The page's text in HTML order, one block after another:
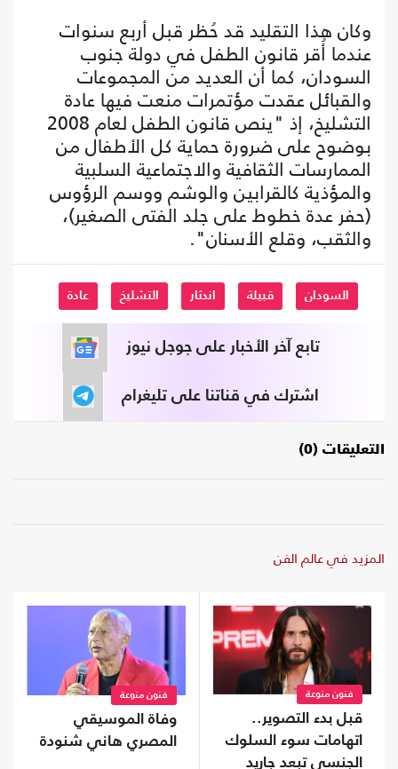
وكان هذا التقليد قد حُظر قبل أربع سنوات
عندما أُقر قانون الطفل في دولة جنوب
السودان، كما أن العديد من المجموعات
والقبائل عقدت مؤتمرات منعت فيها عادة
التشليخ، إذ "ينص قانون الطفل لعام 2008
بوضوح على ضرورة حماية كل الأطفال من
الممارسات الثقافية والاجتماعية السلبية
والمؤذية كالقرابين والوشم ووسم الرؤوس
(حفر عدة خطوط على جلد الفتى الصغير)،
والثقب، وقلع الأسنان".
السودان قبيلة اندثار التشليخ عادة
تابع آخر الأخبار على جوجل نيوز
اشترك في قناتنا على تليغرام
التعليقات (0)
المزيد في عالم الفن
فنون منوعة
قبل بدء التصوير..
اتهامات سوء السلوك
الجنسي تبعد جاريد
فنون منوعة
وفاة الموسيقي
المصري هاني شنودة